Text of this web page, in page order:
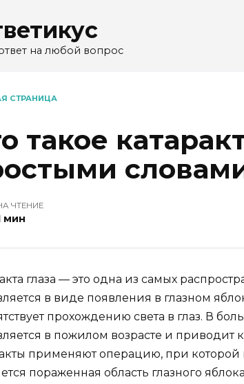
на любой вопрос
СТРАНИЦА
такое
ЧТЕНИЕ
мин
глаза — это одна из самых
в виде появления в глазном
прохождению света в глаз. В
в пожилом возрасте и приводит
применяют операцию, при
пораженная область глазного